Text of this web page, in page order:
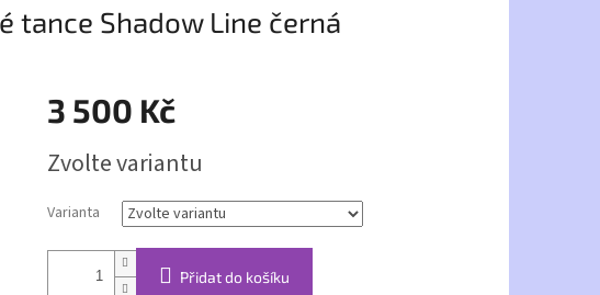
tance Shadow Line černá
3 500 Kč
cena:
Zvolte variantu
Varianta
Přidat do košíku